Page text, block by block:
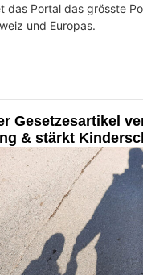
das Portal das grösste
und Europas.
Gesetzesartikel
& stärkt